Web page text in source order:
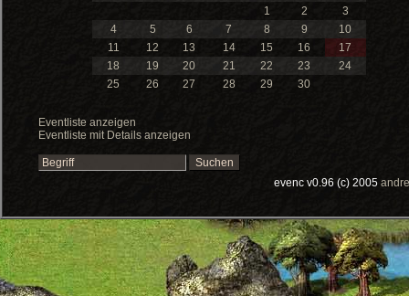
1
2
3
4
5 6 7 8 9
10
11
12 13 14 15 16
17
18
19 20 21 22 23
24
25
26 27 28 29 30
Eventliste anzeigen
Eventliste mit Details anzeigen
evenc v0.96 (c) 2005